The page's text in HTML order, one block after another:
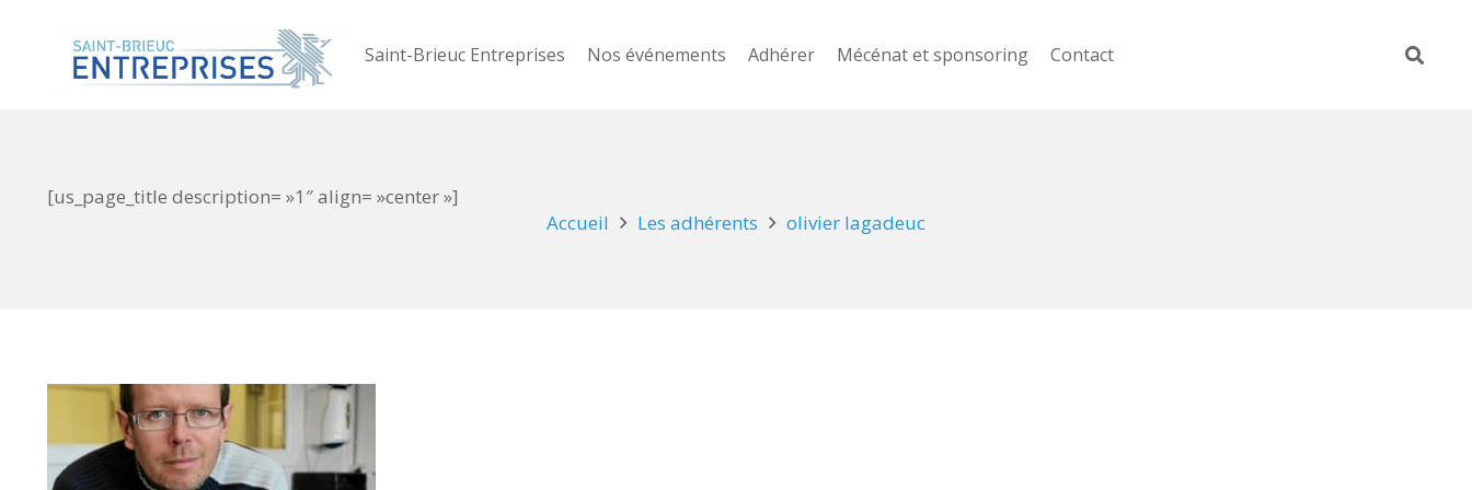
Saint-Brieuc Entreprises Nos événements Adhérer Mécénat et sponsoring Contact
[us_page_title description= »1″ align= »center »]
Accueil
Les adhérents olivier lagadeuc